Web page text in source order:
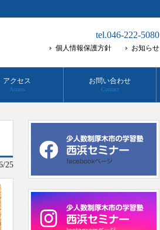
tel.046-222-5080
個人情報保護方針 お知らせ
アクセス
Access
お問い合わせ
Contact
25